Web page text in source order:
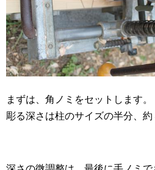
まずは、角ノミをセットします。
彫る深さは柱のサイズの半分、約